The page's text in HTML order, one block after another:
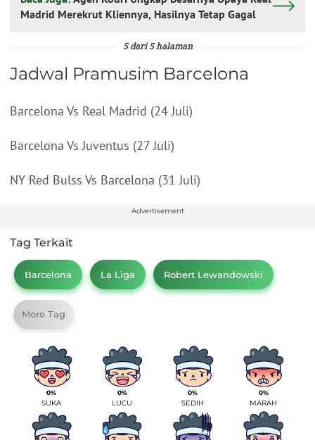
Madrid Merekrut Kliennya, Hasilnya Tetap Gagal
5 dari 5 halaman
Jadwal Pramusim Barcelona
Barcelona Vs Real Madrid (24 Juli)
Barcelona Vs Juventus (27 Juli)
NY Red Bulss Vs Barcelona (31 Juli)
Advertisement
Tag Terkait
Barcelona La Liga Robert Lewandowski
More Tag
0%
SUKA
0%
LUCU
0%
SEDIH
0%
MARAH